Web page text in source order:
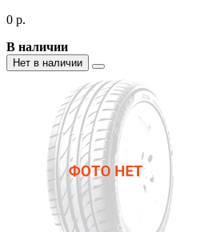
0 р.
В наличии
Нет в наличии